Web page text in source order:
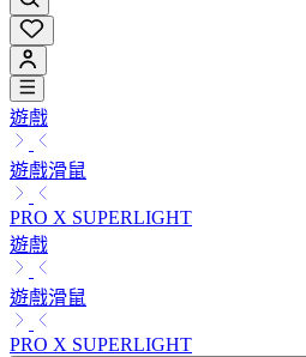
遊戲
遊戲滑鼠
PRO X SUPERLIGHT
遊戲
遊戲滑鼠
PRO X SUPERLIGHT